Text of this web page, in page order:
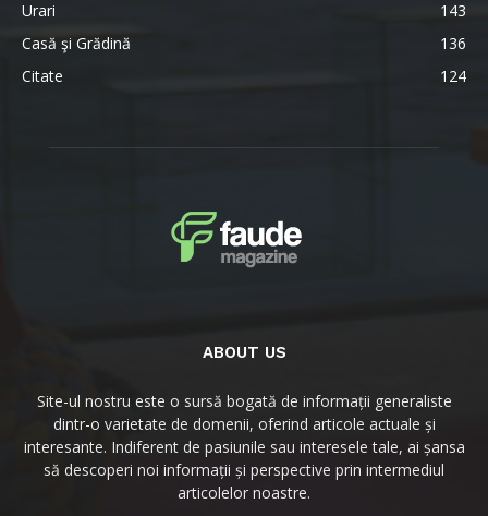
Urari
143
Casă şi Grădină
136
Citate
124
ABOUT US
Site-ul nostru este o sursă bogată de informații generaliste
dintr-o varietate de domenii, oferind articole actuale și
interesante. Indiferent de pasiunile sau interesele tale, ai șansa
să descoperi noi informații și perspective prin intermediul
articolelor noastre.